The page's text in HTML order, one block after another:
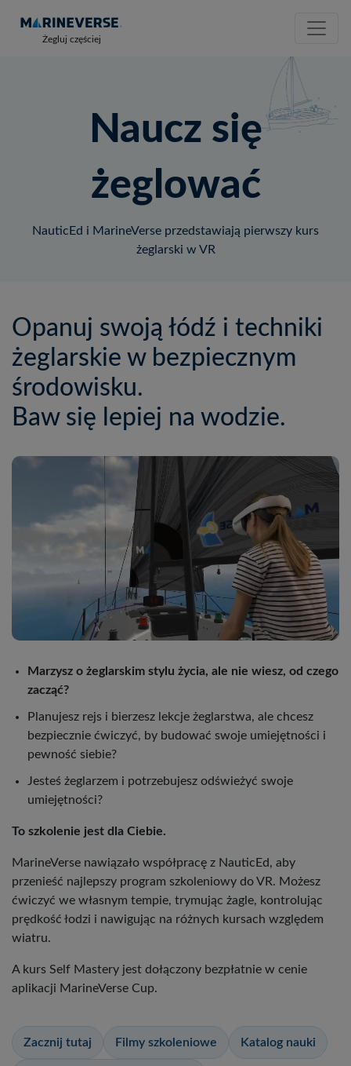
Żegluj częściej
Naucz się
żeglować
NauticEd i MarineVerse przedstawiają pierwszy kurs
żeglarski w VR
Opanuj swoją łódź i techniki
żeglarskie w bezpiecznym
środowisku.
Baw się lepiej na wodzie.
Marzysz o żeglarskim stylu życia, ale nie wiesz, od czego
zacząć?
Planujesz rejs i bierzesz lekcje żeglarstwa, ale chcesz
bezpiecznie ćwiczyć, by budować swoje umiejętności i
pewność siebie?
Jesteś żeglarzem i potrzebujesz odświeżyć swoje
umiejętności?
To szkolenie jest dla Ciebie.
MarineVerse nawiązało współpracę z NauticEd, aby
przenieść najlepszy program szkoleniowy do VR. Możesz
ćwiczyć we własnym tempie, trymując żagle, kontrolując
prędkość łodzi i nawigując na różnych kursach względem
wiatru.
A kurs Self Mastery jest dołączony bezpłatnie w cenie
aplikacji MarineVerse Cup.
Zacznij tutaj Filmy szkoleniowe Katalog nauki